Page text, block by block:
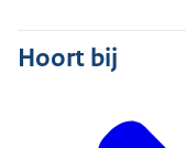
Hoort bij